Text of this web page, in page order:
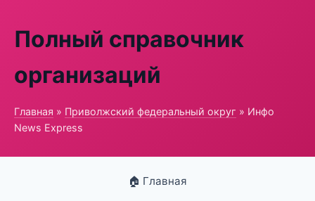
Полный справочник
организаций
Главная » Приволжский федеральный округ » Инфо
News Express
🏠 Главная